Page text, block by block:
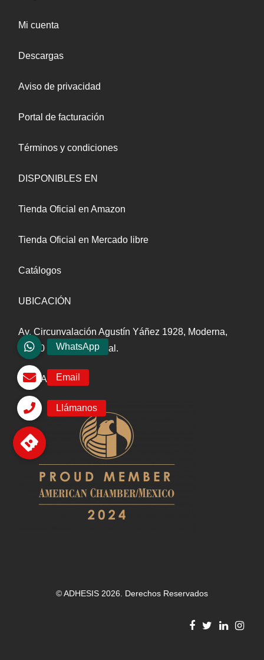
Mi cuenta
Descargas
Aviso de privacidad
Portal de facturación
Términos y condiciones
DISPONIBLES EN
Tienda Oficial en Amazon
Tienda Oficial en Mercado libre
Catálogos
UBICACIÓN
Av. Circunvalación Agustín Yáñez 1928, Moderna,
44190 Guadalajara, Jal.
AFILIADOS A
© ADHESIS 2026. Derechos Reservados